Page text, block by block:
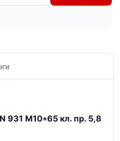
931 М10*65 кл. пр. 5,8